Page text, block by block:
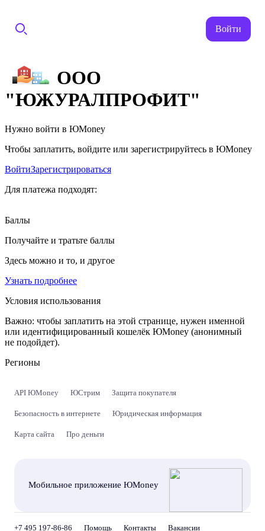
Войти
ООО
"ЮЖУРАЛПРОФИТ"
Нужно войти в ЮMoney
Чтобы заплатить, войдите или зарегистрируйтесь в ЮMoney
ВойтиЗарегистрироваться
Для платежа подходят:
Баллы
Получайте и тратьте баллы
Здесь можно и то, и другое
Узнать подробнее
Условия использования
Важно: чтобы заплатить на этой странице, нужен именной
или идентифицированный кошелёк ЮMoney (анонимный
не подойдет).
Регионы
API ЮMoney ЮСтрим Защита покупателя
Безопасность в интернете Юридическая информация
Карта сайта Про деньги
Мобильное приложение ЮMoney
+7 495 197-86-86 Помощь Контакты Вакансии